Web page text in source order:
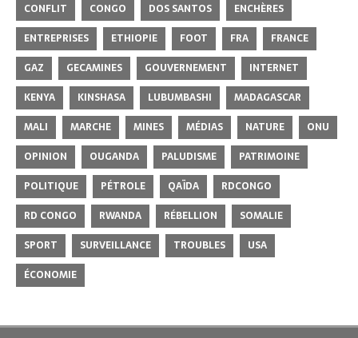
CONFLIT
CONGO DOS SANTOS
ENCHÈRES
ENTREPRISES
ETHIOPIE FOOT FRA
FRANCE
GAZ
GECAMINES GOUVERNEMENT
INTERNET
KENYA
KINSHASA LUBUMBASHI
MADAGASCAR
MALI
MARCHE MINES MÉDIAS NATURE
ONU
OPINION
OUGANDA PALUDISME
PATRIMOINE
POLITIQUE
PÉTROLE QAÏDA
RDCONGO
RD CONGO
RWANDA RÉBELLION
SOMALIE
SPORT
SURVEILLANCE TROUBLES
USA
ÉCONOMIE